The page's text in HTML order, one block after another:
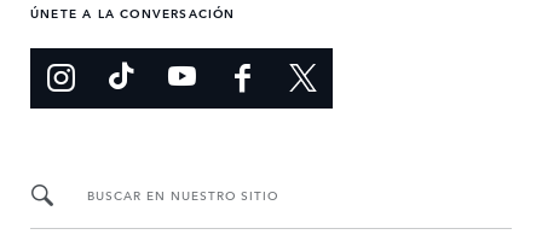
ÚNETE A LA CONVERSACIÓN
BUSCAR EN NUESTRO SITIO